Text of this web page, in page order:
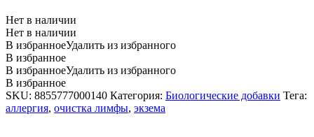
Нет в наличии
Нет в наличии
В избранноеУдалить из избранного
В избранное
В избранноеУдалить из избранного
В избранное
SKU: 8855777000140 Категория: Биологические добавки Тега:
аллергия, очистка лимфы, экзема